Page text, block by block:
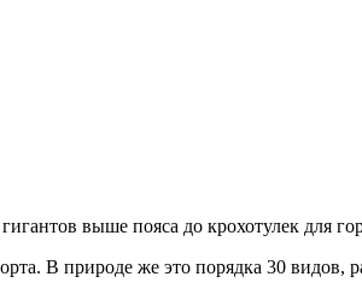
выше пояса до крохотулек для
В природе же это порядка 30